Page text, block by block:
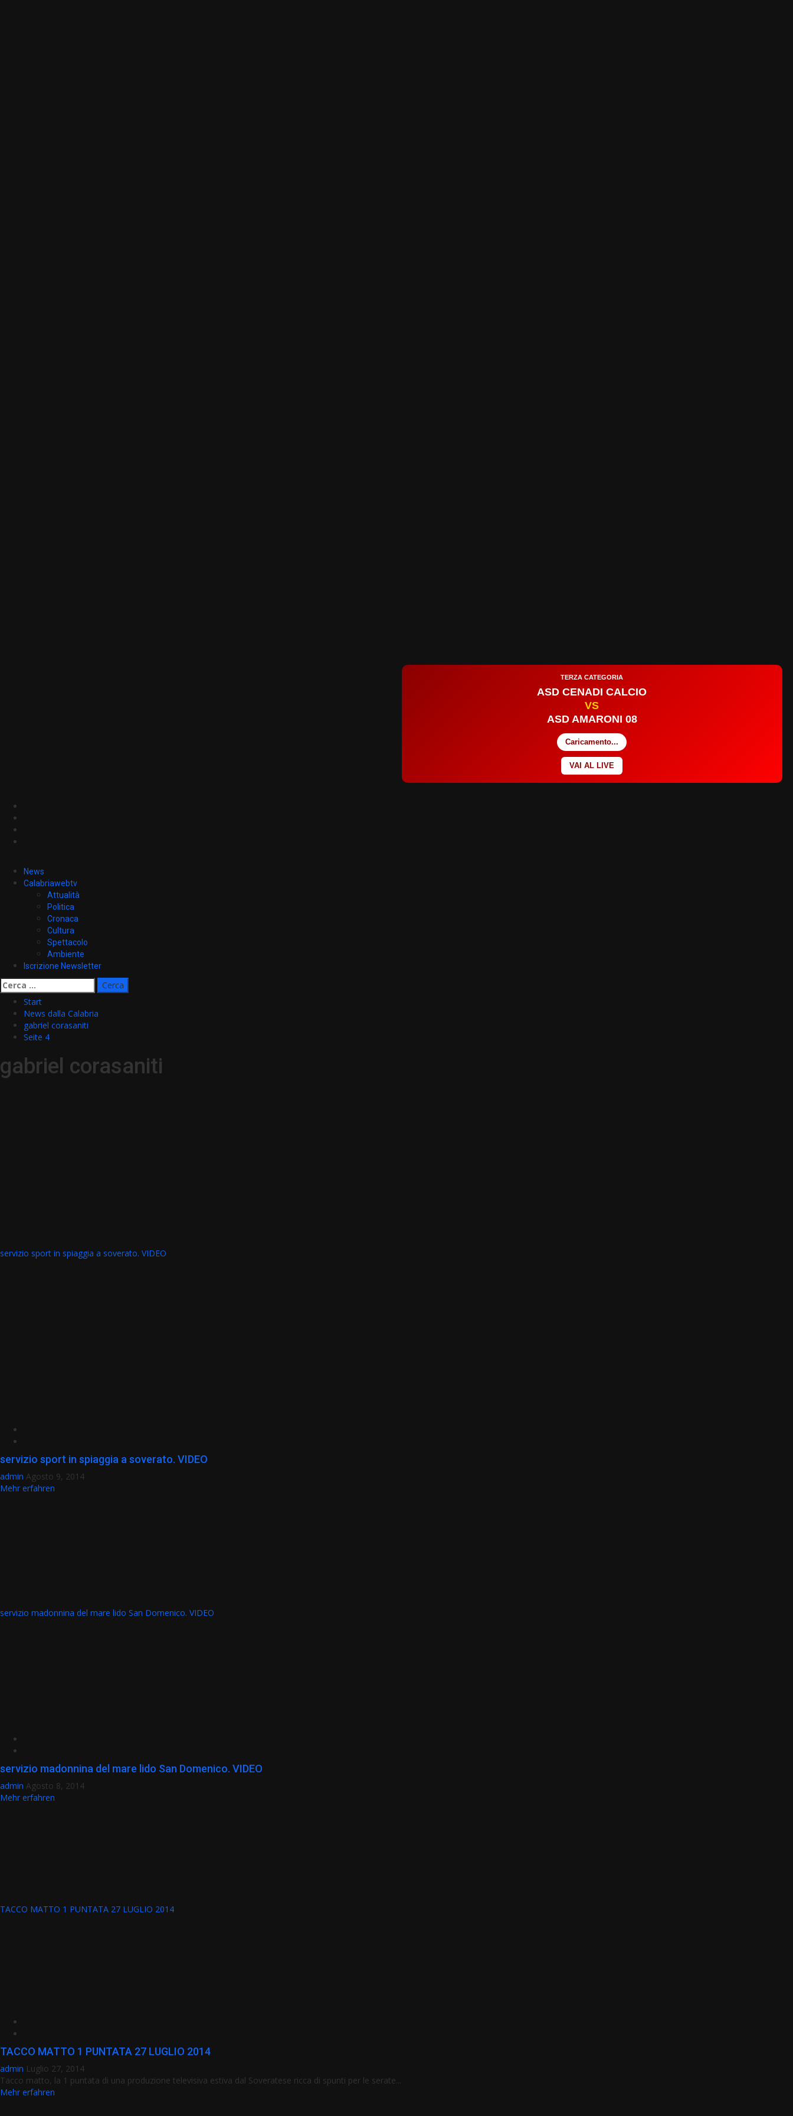
TERZA CATEGORIA
ASD CENADI CALCIO
VS
ASD AMARONI 08
Caricamento...
VAI AL LIVE
News
Calabriawebtv
Attualità
Politica
Cronaca
Cultura
Spettacolo
Ambiente
Iscrizione Newsletter
Ricerca
per:
Start
News dalla Calabria
gabriel corasaniti
Seite 4
gabriel corasaniti
servizio sport in spiaggia a soverato. VIDEO
servizio sport in spiaggia a soverato. VIDEO
admin Agosto 9, 2014
Mehr erfahren
servizio madonnina del mare lido San Domenico. VIDEO
servizio madonnina del mare lido San Domenico. VIDEO
admin Agosto 8, 2014
Mehr erfahren
TACCO MATTO 1 PUNTATA 27 LUGLIO 2014
TACCO MATTO 1 PUNTATA 27 LUGLIO 2014
admin Luglio 27, 2014
Tacco matto, la 1 puntata di una produzione televisiva estiva dal Soveratese ricca di spunti per le serate...
Mehr erfahren